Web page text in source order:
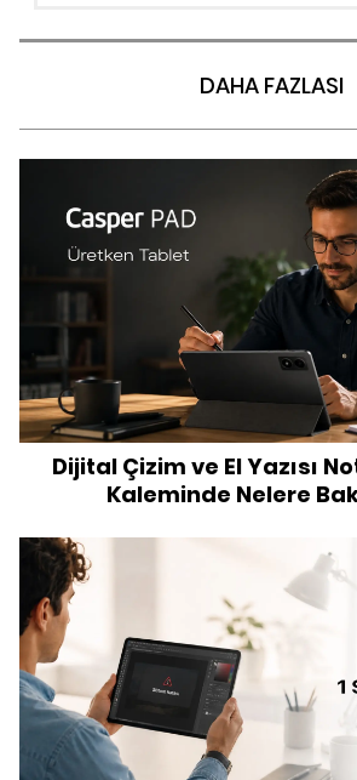
DAHA FAZLASI
Dijital Çizim ve El Yazısı
Kaleminde Nelere